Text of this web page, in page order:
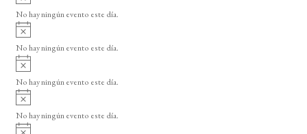
v
i
o
No hay ningún evento este día.
A
v
i
o
No hay ningún evento este día.
A
v
i
o
No hay ningún evento este día.
A
v
i
No hay ningún evento este día.
A